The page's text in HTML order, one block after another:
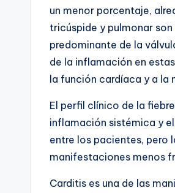
un menor porcentaje,
tricúspide y pulmonar
predominante de la
de la inflamación en
la función cardíaca y a la
El perfil clínico de la
inflamación sistémica y
entre los pacientes, pero
manifestaciones menos
Carditis es una de las